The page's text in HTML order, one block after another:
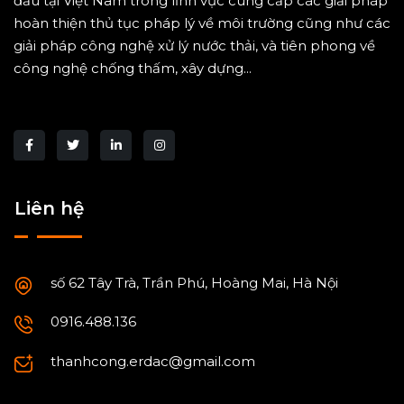
hoàn thiện thủ tục pháp lý về môi trường cũng như các
giải pháp công nghệ xử lý nước thải, và tiên phong về
công nghệ chống thấm, xây dựng...
Liên hệ
số 62 Tây Trà, Trần Phú, Hoàng Mai, Hà Nội
0916.488.136
thanhcong.erdac@gmail.com